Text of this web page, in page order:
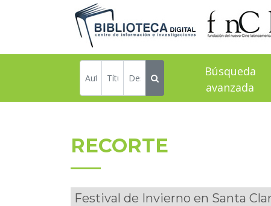
Búsqueda
avanzada
RECORTE
Festival de Invierno en Santa